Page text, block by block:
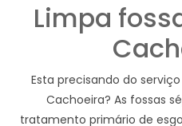
Limpa
Esta precisando do
Cachoeira? As fossas
tratamento primário de